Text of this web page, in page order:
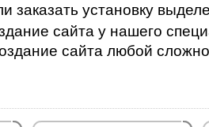
заказать установку
сайта у нашего
сайта любой